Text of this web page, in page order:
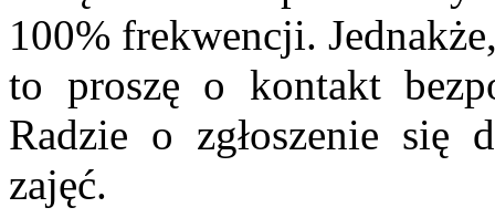
100% frekwencji.
to proszę o kontakt
Radzie o zgłoszenie
zajęć.